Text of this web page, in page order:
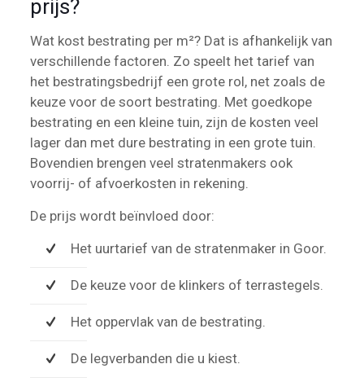
prijs?
Wat kost bestrating per m²? Dat is afhankelijk van
verschillende factoren. Zo speelt het tarief van
het bestratingsbedrijf een grote rol, net zoals de
keuze voor de soort bestrating. Met goedkope
bestrating en een kleine tuin, zijn de kosten veel
lager dan met dure bestrating in een grote tuin.
Bovendien brengen veel stratenmakers ook
voorrij- of afvoerkosten in rekening.
De prijs wordt beïnvloed door:
Het uurtarief van de stratenmaker in Goor.
De keuze voor de klinkers of terrastegels.
Het oppervlak van de bestrating.
De legverbanden die u kiest.